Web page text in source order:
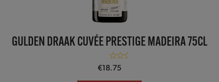
GULDEN DRAAK CUVÉE PRESTIGE MADEIRA 75CL
Valutato
su 5
€ 18.75